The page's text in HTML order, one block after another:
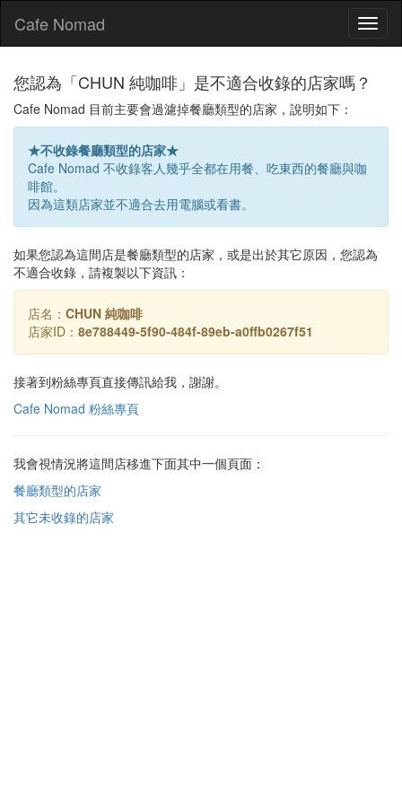
Cafe Nomad
您認為「CHUN 純咖啡」是不適合收錄的店家嗎？
Cafe Nomad 目前主要會過濾掉餐廳類型的店家，說明如下：
★不收錄餐廳類型的店家★
Cafe Nomad 不收錄客人幾乎全都在用餐、吃東西的餐廳與咖
啡館。
因為這類店家並不適合去用電腦或看書。
如果您認為這間店是餐廳類型的店家，或是出於其它原因，您認為
不適合收錄，請複製以下資訊：
店名： CHUN 純咖啡
店家ID： 8e788449-5f90-484f-89eb-a0ffb0267f51
接著到粉絲專頁直接傳訊給我，謝謝。
Cafe Nomad 粉絲專頁
我會視情況將這間店移進下面其中一個頁面：
餐廳類型的店家
其它未收錄的店家